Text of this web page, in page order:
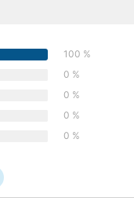
100 %
0 %
0 %
0 %
0 %